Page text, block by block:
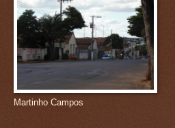
Martinho Campos